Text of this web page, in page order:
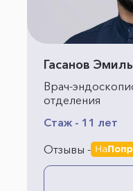
Гасанов
Врач-
отделения
Стаж - 11 лет
Отзывы -